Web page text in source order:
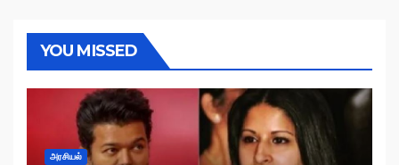
YOU MISSED
அரசியல்